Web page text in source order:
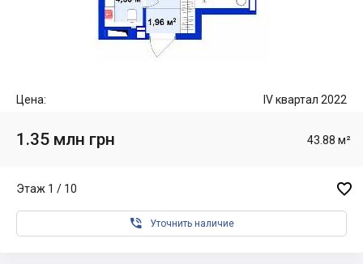
Цена: IV квартал 2022
1.35 млн грн 43.88 м²
Этаж 1 / 10 
 Уточнить наличие